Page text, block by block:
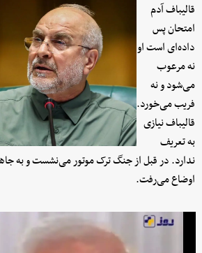
قالیباف آدم
امتحان پس
داده‌ای است او
نه مرعوب
می‌شود و نه
فریب می‌خورد.
قالیباف نیازی
به تعریف
ندارد. در قبل از جنگ ترک موتور می‌نشست و به
اوضاع می‌رفت.